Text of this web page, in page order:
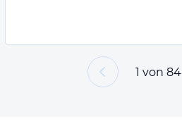
1 von 84